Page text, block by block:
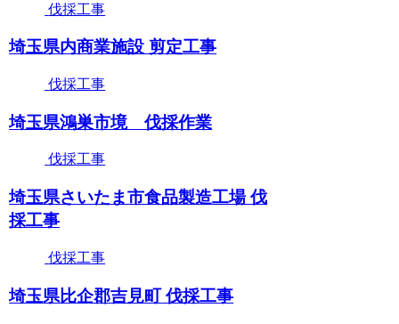
伐採工事
埼玉県内商業施設 剪定工事
伐採工事
埼玉県鴻巣市境 伐採作業
伐採工事
埼玉県さいたま市食品製造工場 伐
採工事
伐採工事
埼玉県比企郡吉見町 伐採工事